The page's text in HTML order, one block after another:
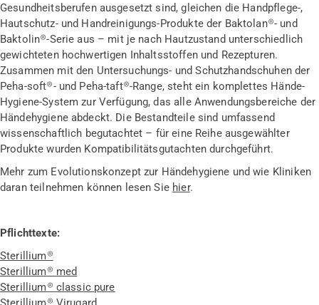
Gesundheitsberufen ausgesetzt sind, gleichen die Handpflege-,
Hautschutz- und Handreinigungs-Produkte der Baktolan®- und
Baktolin®-Serie aus – mit je nach Hautzustand unterschiedlich
gewichteten hochwertigen Inhaltsstoffen und Rezepturen.
Zusammen mit den Untersuchungs- und Schutzhandschuhen der
Peha-soft®- und Peha-taft®-Range, steht ein komplettes Hände-
Hygiene-System zur Verfügung, das alle Anwendungsbereiche der
Händehygiene abdeckt. Die Bestandteile sind umfassend
wissenschaftlich begutachtet – für eine Reihe ausgewählter
Produkte wurden Kompatibilitätsgutachten durchgeführt.
Mehr zum Evolutionskonzept zur Händehygiene und wie Kliniken
daran teilnehmen können lesen Sie hier.
Pflichttexte:
Sterillium®
Sterillium® med
Sterillium® classic pure